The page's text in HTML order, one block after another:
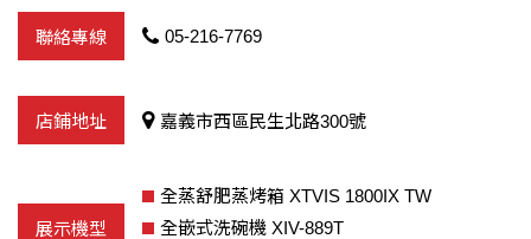
05-216-7769
嘉義市西區民生北路300號
全蒸舒肥蒸烤箱 XTVIS 1800IX TW
全嵌式洗碗機 XIV-889T